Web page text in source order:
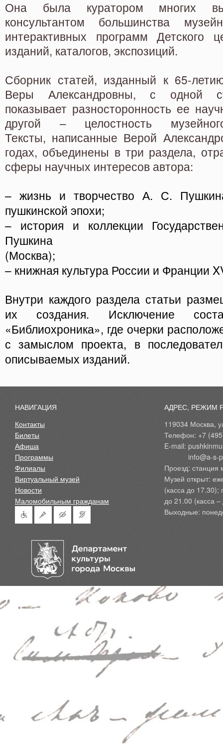
Она была куратором многих
консультантом большинства
интерактивных программ Детского
изданий, каталогов, экспозиций.
Сборник статей, изданный к 65-
Веры Александровны, с одной
показывает разносторонность ее
другой – целостность
Тексты, написанные Верой
годах, объединены в три раздела,
сферы научных интересов автора:
– жизнь и творчество А. С.
пушкинской эпохи;
– история и коллекции
Пушкина
(Москва);
– книжная культура России и Франции
Внутри каждого раздела статьи
их создания. Исключение
«Библиохроника», где очерки
с замыслом проекта, в
описываемых изданий.
НАВИГАЦИЯ
Контакты
Билеты
Афиша
Программы
Филиалы
Виртуальный музей
Новости
Маломобильным гражданам
АДРЕС, РЕЖИМ
119034 Москва,
Телефон: +7
E-mail:
Проезд: станция
Музей открыт:
(касса до 17.30);
до 21.00 (касса
Выходные: